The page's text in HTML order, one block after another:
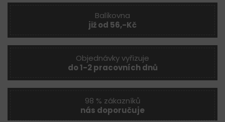
Balíkovna
již od 56,-Kč
Objednávky vyřizuje
do 1-2 pracovních dnů
98 % zákazníků
nás doporučuje